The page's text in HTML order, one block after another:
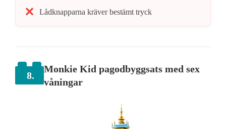
Lådknapparna kräver bestämt tryck
8.
Monkie Kid pagodbyggsats med sex
våningar